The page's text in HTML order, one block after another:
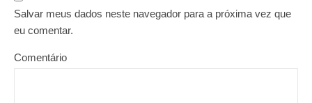
Salvar meus dados neste navegador para a próxima vez que
eu comentar.
Comentário